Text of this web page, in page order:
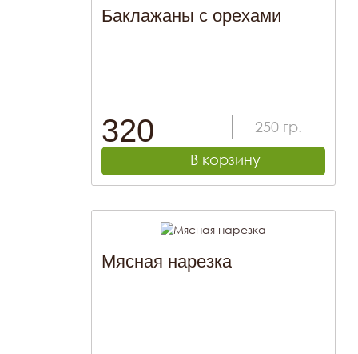
Баклажаны с орехами
320 250 гр.
В корзину
Мясная нарезка